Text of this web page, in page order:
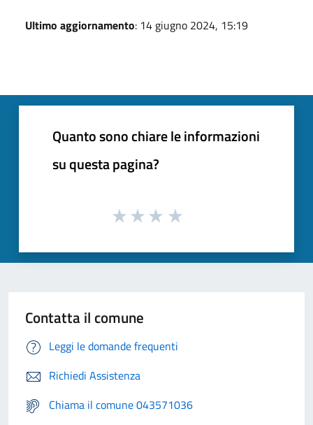
Ultimo aggiornamento: 14 giugno 2024, 15:19
Quanto sono chiare le informazioni
su questa pagina?
Contatta il comune
Leggi le domande frequenti
Richiedi Assistenza
Chiama il comune 043571036